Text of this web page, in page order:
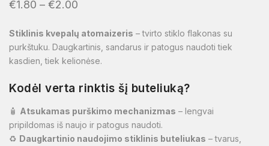
€1.80 – €2.00
Stiklinis kvepalų atomaizeris – tvirto stiklo flakonas su
purkštuku. Daugkartinis, sandarus ir patogus naudoti tiek
kasdien, tiek kelionėse.
Kodėl verta rinktis šį buteliuką?
🧴 Atsukamas purškimo mechanizmas – lengvai
pripildomas iš naujo ir patogus naudoti.
♻️ Daugkartinio naudojimo stiklinis buteliukas – tvarus,